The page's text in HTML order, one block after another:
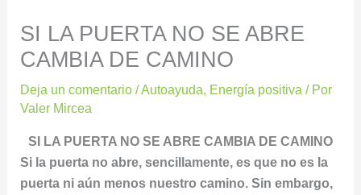
SI LA PUERTA NO SE ABRE
CAMBIA DE CAMINO
Deja un comentario /Autoayuda Energía positiva / Por
Valer Mircea
SI LA PUERTA NO SE ABRE CAMBIA DE CAMINO
Si la puerta no abre, sencillamente, es que no es la
puerta ni aún menos nuestro camino. Sin embargo,